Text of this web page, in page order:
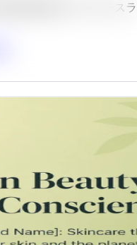
な構成を持つマルチスラ